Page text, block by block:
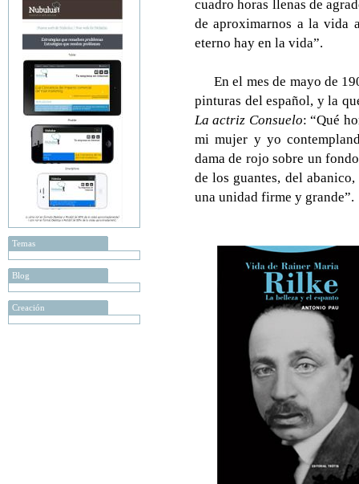
Temas
Blog
Creación
cuadro horas llenas de
de aproximarnos a la vida
eterno hay en la vida”.
En el mes de mayo de
pinturas del español, y la
La actriz Consuelo: “Qué
mi mujer y yo
dama de rojo sobre un
de los guantes, del
una unidad firme y grande”.